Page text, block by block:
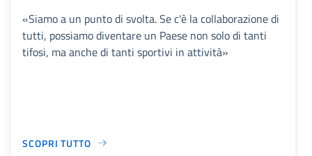
«Siamo a un punto di svolta. Se c'è la collaborazione di
tutti, possiamo diventare un Paese non solo di tanti
tifosi, ma anche di tanti sportivi in attività»
SCOPRI TUTTO